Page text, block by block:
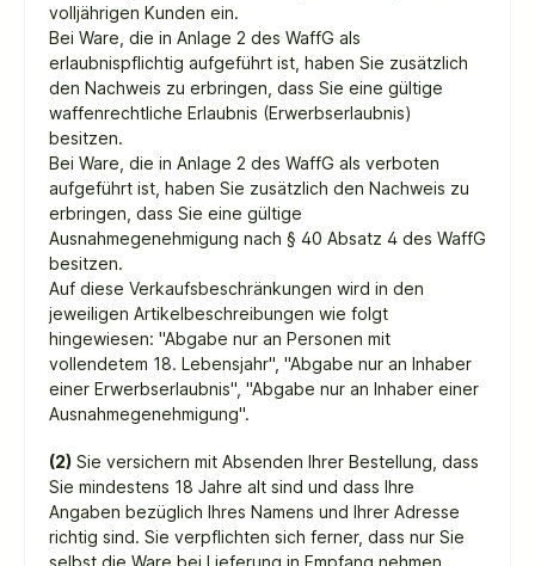
volljährigen Kunden ein.
Bei Ware, die in Anlage 2 des WaffG als
erlaubnispflichtig aufgeführt ist, haben Sie zusätzlich
den Nachweis zu erbringen, dass Sie eine gültige
waffenrechtliche Erlaubnis (Erwerbserlaubnis)
besitzen.
Bei Ware, die in Anlage 2 des WaffG als verboten
aufgeführt ist, haben Sie zusätzlich den Nachweis zu
erbringen, dass Sie eine gültige
Ausnahmegenehmigung nach § 40 Absatz 4 des WaffG
besitzen.
Auf diese Verkaufsbeschränkungen wird in den
jeweiligen Artikelbeschreibungen wie folgt
hingewiesen: "Abgabe nur an Personen mit
vollendetem 18. Lebensjahr", "Abgabe nur an Inhaber
einer Erwerbserlaubnis", "Abgabe nur an Inhaber einer
Ausnahmegenehmigung".
(2) Sie versichern mit Absenden Ihrer Bestellung, dass
Sie mindestens 18 Jahre alt sind und dass Ihre
Angaben bezüglich Ihres Namens und Ihrer Adresse
richtig sind. Sie verpflichten sich ferner, dass nur Sie